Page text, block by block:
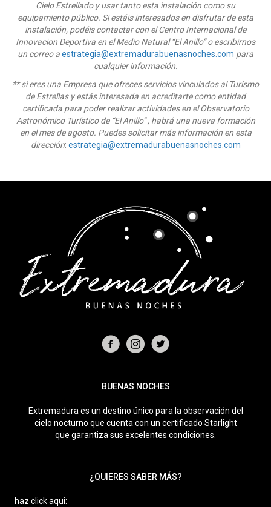
Cielo Estrellado y usar tanto esta instalación como su
equipamiento público. Si estáis interesados en disfrutar de esta
instalación, podéis contactar con el Centro Internacional de
Innovacion Deportiva en el Medio Natural “El Anillo” o escribirnos
un correo aestrategia@extremadurabuenasnoches.com para
cualquier información.
** si eres una Empresa que ofreces servicios vinculados al Turismo
de Estrellas y estás interesada en acreditarte como entidad
certificada para poder realizar actividades en el Observatorio
Astronómico Turístico de “El Anillo” , habrá una nueva formación
en el mes de agosto. Puedes solicitar más información en esta
dirección: estrategia@extremadurabuenasnoches.com
BUENAS NOCHES
Extremadura es un destino único para la observación del
cielo nocturno que cuenta con un certificado Starlight
que garantiza sus excelentes condiciones.
¿QUIERES SABER MÁS?
haz click aqui: